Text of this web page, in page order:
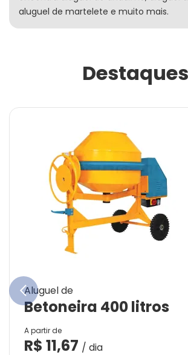
aluguel de martelete e muito mais.
Destaques
Aluguel de
Betoneira 400 litros
A partir de
R$ 11,67 / dia
chevron_left